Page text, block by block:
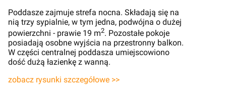
Poddasze zajmuje strefa nocna. Składają się na
nią trzy sypialnie, w tym jedna, podwójna o dużej
powierzchni - prawie 19 m2. Pozostałe pokoje
posiadają osobne wyjścia na przestronny balkon.
W części centralnej poddasza umiejscowiono
dość dużą łazienkę z wanną.
zobacz rysunki szczegółowe >>